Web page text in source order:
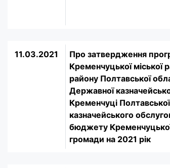
11.03.2021
Про затвердження
Кременчуцької міської
району Полтавської
Державної
Кременчуці
казначейського
бюджету Кременчуцької
громади на 2021 рік